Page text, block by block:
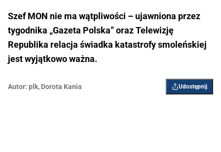
Szef MON nie ma wątpliwości – ujawniona przez
tygodnika „Gazeta Polska” oraz Telewizję
Republika relacja świadka katastrofy smoleńskiej
jest wyjątkowo ważna.
Autor: plk, Dorota Kania Udostępnij